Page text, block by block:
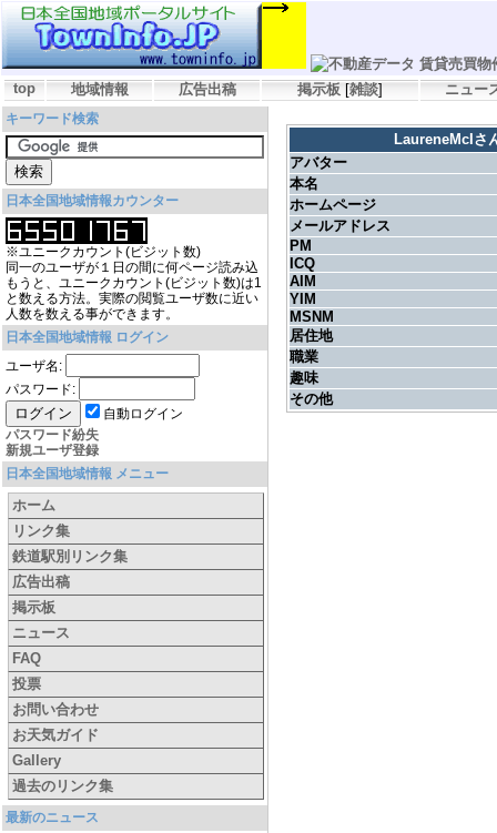
top 地域情報 広告出稿 掲示板 [雑談] ニュー
キーワード検索
日本全国地域情報カウンター
※ユニークカウント(ビジット数)
同一のユーザが１日の間に何ページ読み込
もうと、ユニークカウント(ビジット数)は1
と数える方法。実際の閲覧ユーザ数に近い
人数を数える事ができます。
日本全国地域情報 ログイン
ユーザ名:
パスワード:
自動ログイン
パスワード紛失
新規ユーザ登録
日本全国地域情報 メニュー
ホーム
リンク集
鉄道駅別リンク集
広告出稿
掲示板
ニュース
FAQ
投票
お問い合わせ
お天気ガイド
Gallery
過去のリンク集
最新のニュース
LaureneMcIさ
アバター
本名
ホームページ
メールアドレス
PM
ICQ
AIM
YIM
MSNM
居住地
職業
趣味
その他